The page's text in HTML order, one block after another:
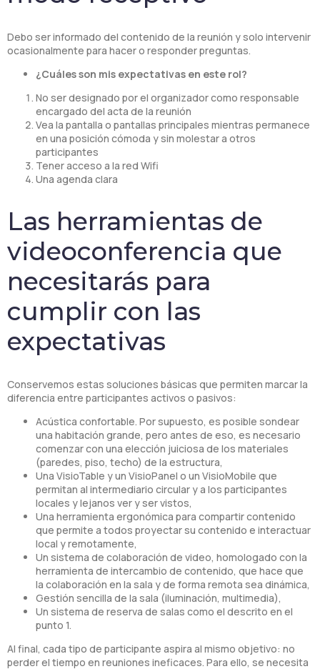
Debo ser informado del contenido de la reunión y solo intervenir
ocasionalmente para hacer o responder preguntas.
¿Cuáles son mis expectativas en este rol?
No ser designado por el organizador como responsable
encargado del acta de la reunión
Vea la pantalla o pantallas principales mientras permanece
en una posición cómoda y sin molestar a otros
participantes
Tener acceso a la red Wifi
Una agenda clara
Las herramientas de
videoconferencia que
necesitarás para
cumplir con las
expectativas
Conservemos estas soluciones básicas que permiten marcar la
diferencia entre participantes activos o pasivos:
Acústica confortable. Por supuesto, es posible sondear
una habitación grande, pero antes de eso, es necesario
comenzar con una elección juiciosa de los materiales
(paredes, piso, techo) de la estructura,
Una VisioTable y un VisioPanel o un VisioMobile que
permitan al intermediario circular y a los participantes
locales y lejanos ver y ser vistos,
Una herramienta ergonómica para compartir contenido
que permite a todos proyectar su contenido e interactuar
local y remotamente,
Un sistema de colaboración de video, homologado con la
herramienta de intercambio de contenido, que hace que
la colaboración en la sala y de forma remota sea dinámica,
Gestión sencilla de la sala (iluminación, multimedia),
Un sistema de reserva de salas como el descrito en el
punto 1.
Al final, cada tipo de participante aspira al mismo objetivo: no
perder el tiempo en reuniones ineficaces. Para ello, se necesita